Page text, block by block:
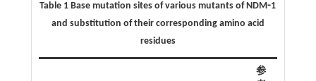
Table 1 Base mutation sites of various mutants of NDM⁃1
and substitution of their corresponding amino acid
residues
参